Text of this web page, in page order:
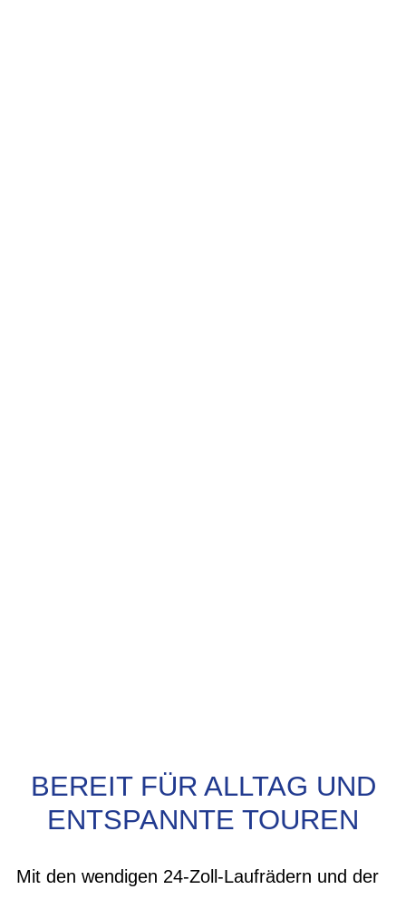
BEREIT FÜR ALLTAG UND
ENTSPANNTE TOUREN
Mit den wendigen 24-Zoll-Laufrädern und der